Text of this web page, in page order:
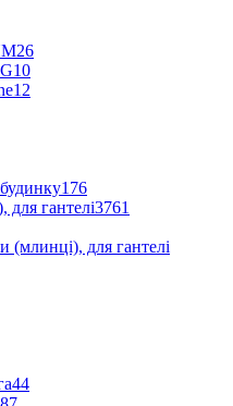
26
10
12
176
гантелі3761
для гантелі
44